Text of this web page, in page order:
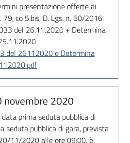
presentazione offerte ai
co 5.bis, D. Lgs. n. 50/2016.
del 26.11.2020 + Determina
del 26112020 e Determina
novembre 2020
prima seduta pubblica di
seduta pubblica di gara, prevista
11/2020 alle ore 09:00, è